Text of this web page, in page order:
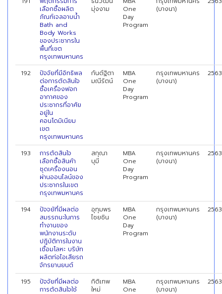
เลือกซื้อผลิต
ภัณฑ์เจลอาบน้ำ
Bath and
Body Works
ของประชากรใน
พื้นที่เขต
กรุงเทพมหานคร
มุ่งงาม
One
Day
Program
(บางนา)
192
ปัจจัยที่มีอิทธิพล
ต่อการตัดสินใจ
ซื้อเครื่องฟอก
อากาศของ
ประชากรที่อาศัย
อยู่ใน
คอนโดมิเนียม
เขต
กรุงเทพมหานคร
กันต์ฐิตา
มณีรัตน์
MBA
One
Day
Program
กรุงเทพมหานคร
(บางนา)
2563
193
การตัดสินใจ
เลือกซื้อสินค้า
ชุดเครื่องนอน
ผ่านออนไลน์ของ
ประชากรในเขต
กรุงเทพมหานคร
สกุณา
บุมี
MBA
One
Day
Program
กรุงเทพมหานคร
(บางนา)
2563
194
ปัจจยัที่มีผลต่อ
สมรรถนะในการ
ทำงานของ
พนักงานระดับ
ปฎิบัติการในงาน
เชื่อมโลหะ บริษัท
ผลิตท่อไอเสียรถ
จักรยานยนต์
อุทุมพร
ไชยชิน
MBA
One
Day
Program
กรุงเทพมหานคร
(บางนา)
2563
195
ปัจจัยที่มีผลต่อ
การตัดสินใจใช้
กิติเทพ
ใหม่
MBA
One
กรุงเทพมหานคร
(บางนา)
2563